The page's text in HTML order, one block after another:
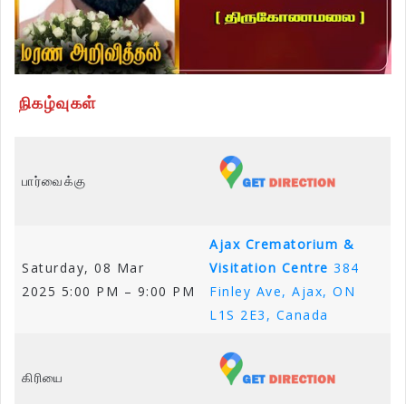
நிகழ்வுகள்
பார்வைக்கு
Saturday, 08 Mar
2025 5:00 PM – 9:00 PM
Ajax Crematorium &
Visitation Centre 384
Finley Ave, Ajax, ON
L1S 2E3, Canada
கிரியை